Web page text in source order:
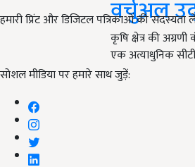
हमारी प्रिंट और डिजिटल पत्रिकाओं की सदस्यता
सोशल मीडिया पर हमारे साथ जुड़ें:
वर्चुअल
कृषि क्षेत्र की
एक अत्याधुनिक